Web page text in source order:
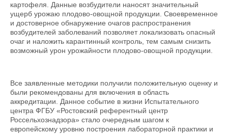
картофеля. Данные возбудители наносят значительный
ущерб урожаю плодово-овощной продукции. Своевременное
и достоверное обнаружение очагов распространения
возбудителей заболеваний позволяет локализовать опасный
очаг и наложить карантинный контроль, тем самым снизить
возможный урон урожайности плодово-овощной продукции.
Все заявленные методики получили положительную оценку и
были рекомендованы для включения в область
аккредитации. Данное событие в жизни Испытательного
центра ФГБУ «Ростовский референтный центр
Россельхознадзора» стало очередным шагом к
европейскому уровню построения лабораторной практики и